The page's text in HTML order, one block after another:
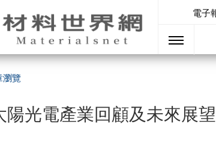
電子
瀏覽
陽光電產業回顧及未來展望